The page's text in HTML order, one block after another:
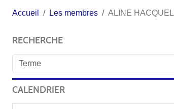
Accueil Les membres ALINE HACQUEL
RECHERCHE
CALENDRIER